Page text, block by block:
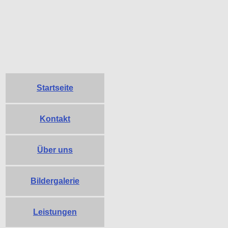
Startseite
Kontakt
Über uns
Bildergalerie
Leistungen